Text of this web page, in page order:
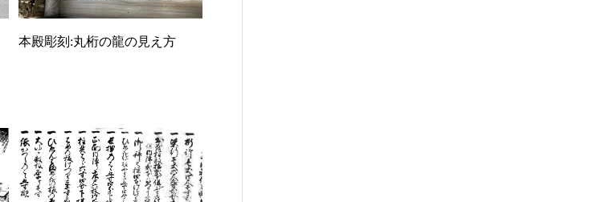
本殿彫刻:丸桁の龍の見え方